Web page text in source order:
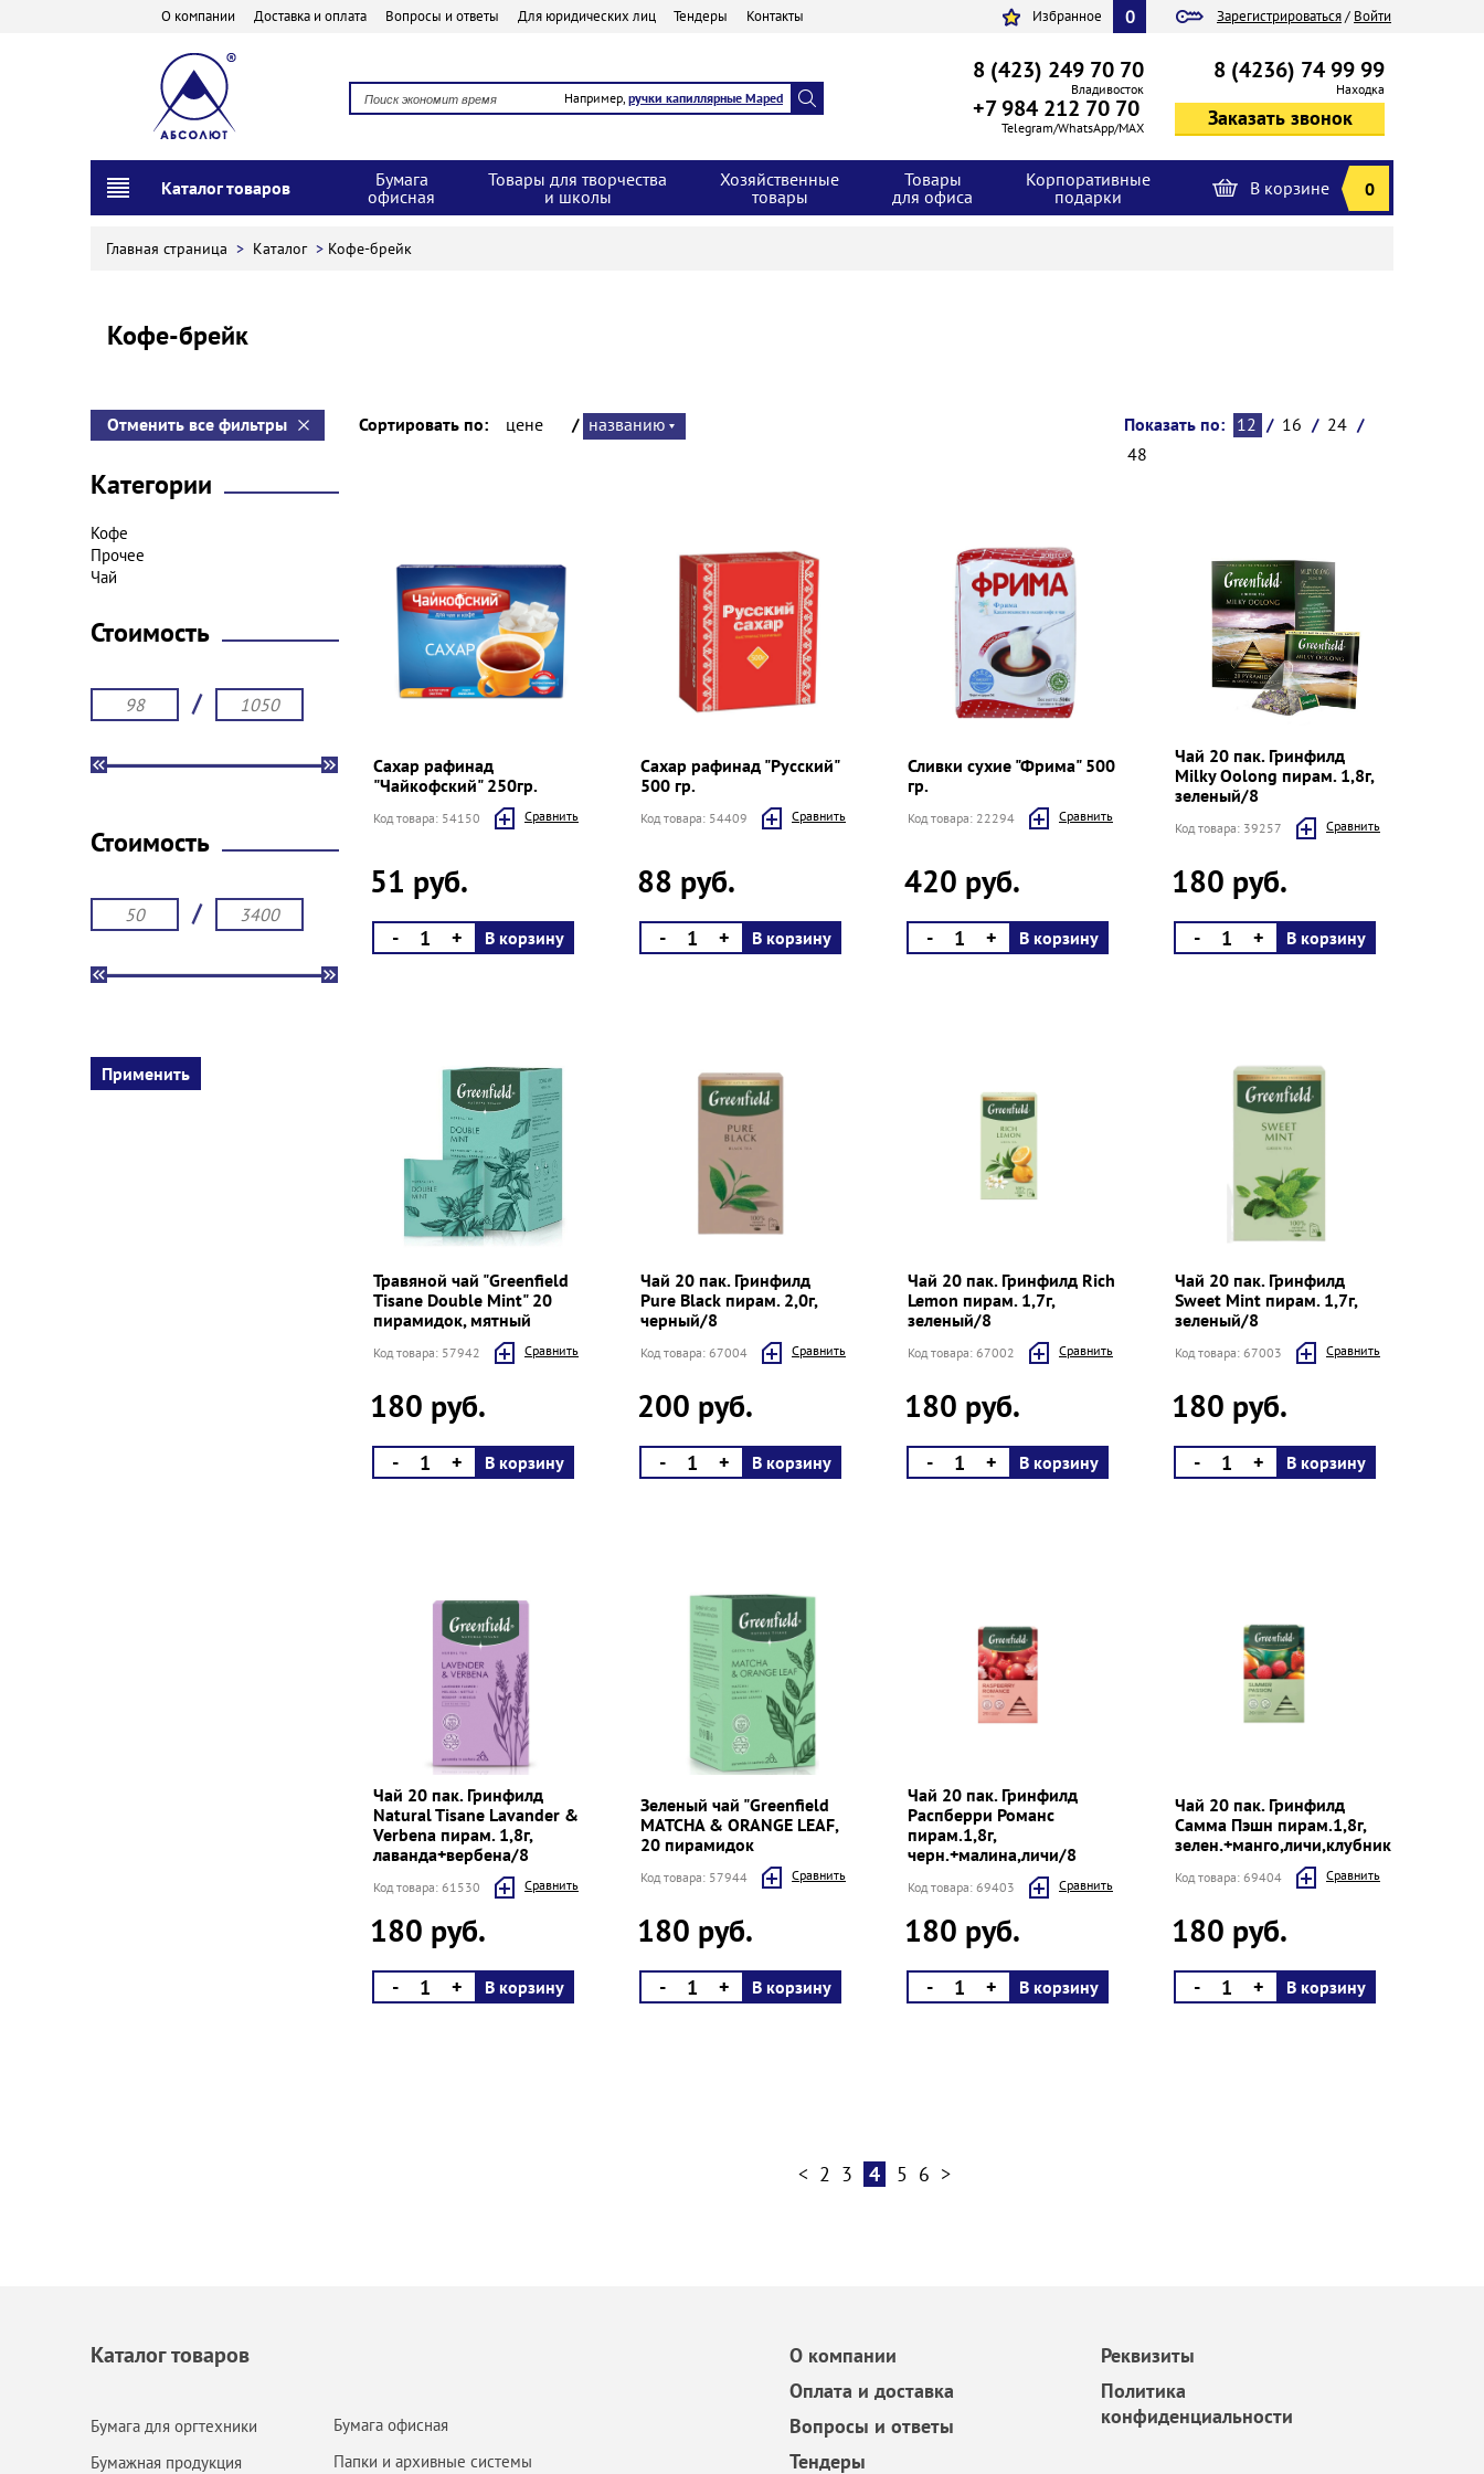
О компании Доставка и оплата Вопросы и ответы Для юридических лиц Тендеры Контакты Зарегистрироваться/ Войти
Избранное 0
Например, ручки капиллярные Maped
8 (423) 249 70 70
Владивосток
+7 984 212 70 70
Telegram/WhatsApp/MAX
8 (4236) 74 99 99
Находка
Каталог товаров
Бумага
офисная
Товары для творчества
и школы
Хозяйственные
товары
Товары
для офиса
Корпоративные
подарки
В корзине 0
Главная страница > Каталог > Кофе-брейк
Кофе-брейк
Отменить все фильтры Сортировать по: цене / названию Показать по: 12 / 16 / 24 /
48
Категории
Кофе
Прочее
Чай
Стоимость
/
Стоимость
/
Сахар рафинад
"Чайкофский" 250гр.
Код товара: 54150 Cравнить
51 руб.
- + В корзину
Сахар рафинад "Русский"
500 гр.
Код товара: 54409 Cравнить
88 руб.
- + В корзину
Сливки сухие "Фрима" 500
гр.
Код товара: 22294 Cравнить
420 руб.
- + В корзину
Чай 20 пак. Гринфилд
Milky Oolong пирам. 1,8г,
зеленый/8
Код товара: 39257 Cравнить
180 руб.
- + В корзину
Травяной чай "Greenfield
Tisane Double Mint" 20
пирамидок, мятный
Код товара: 57942 Cравнить
180 руб.
- + В корзину
Чай 20 пак. Гринфилд
Pure Black пирам. 2,0г,
черный/8
Код товара: 67004 Cравнить
200 руб.
- + В корзину
Чай 20 пак. Гринфилд Rich
Lemon пирам. 1,7г,
зеленый/8
Код товара: 67002 Cравнить
180 руб.
- + В корзину
Чай 20 пак. Гринфилд
Sweet Mint пирам. 1,7г,
зеленый/8
Код товара: 67003 Cравнить
180 руб.
- + В корзину
Чай 20 пак. Гринфилд
Natural Tisane Lavander &
Verbena пирам. 1,8г,
лаванда+вербена/8
Код товара: 61530 Cравнить
180 руб.
- + В корзину
Зеленый чай "Greenfield
MATCHA & ORANGE LEAF,
20 пирамидок
Код товара: 57944 Cравнить
180 руб.
- + В корзину
Чай 20 пак. Гринфилд
Распберри Романс
пирам.1,8г,
черн.+малина,личи/8
Код товара: 69403 Cравнить
180 руб.
- + В корзину
Чай 20 пак. Гринфилд
Самма Пэшн пирам.1,8г,
зелен.+манго,личи,клубника/8
Код товара: 69404 Cравнить
180 руб.
- + В корзину
< 2 3 4 5 6 >
Каталог товаров
Бумага для оргтехники
Бумажная продукция
Бумага офисная
Папки и архивные системы
О компании
Оплата и доставка
Вопросы и ответы
Тендеры
Реквизиты
Политика
конфиденциальности